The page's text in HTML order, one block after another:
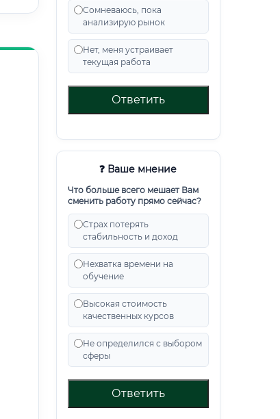
Сомневаюсь, пока
анализирую рынок
Нет, меня устраивает
текущая работа
Ответить
❓ Ваше мнение
Что больше всего мешает Вам
сменить работу прямо сейчас?
Страх потерять
стабильность и доход
Нехватка времени на
обучение
Высокая стоимость
качественных курсов
Не определился с выбором
сферы
Ответить